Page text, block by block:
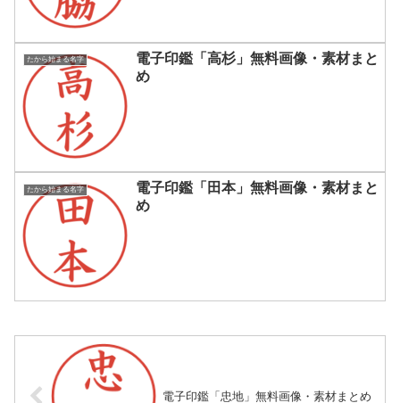
たから始まる名字
電子印鑑「高杉」無料画像・素材まと
め
たから始まる名字
電子印鑑「田本」無料画像・素材まと
め
電子印鑑「忠地」無料画像・素材まとめ